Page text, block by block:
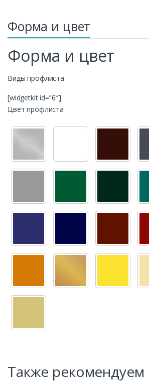
Форма и цвет
Форма и цвет
Виды профлиста
[widgetkit id=”6″]
Цвет профлиста
Также рекомендуем